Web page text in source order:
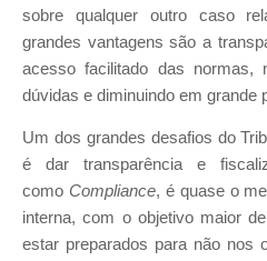
sobre qualquer outro caso
grandes vantagens são a
acesso facilitado das normas,
dúvidas e diminuindo em grande
Um dos grandes desafios do
é dar transparência e
como Compliance, é quase o
interna, com o objetivo maior
estar preparados para não nos